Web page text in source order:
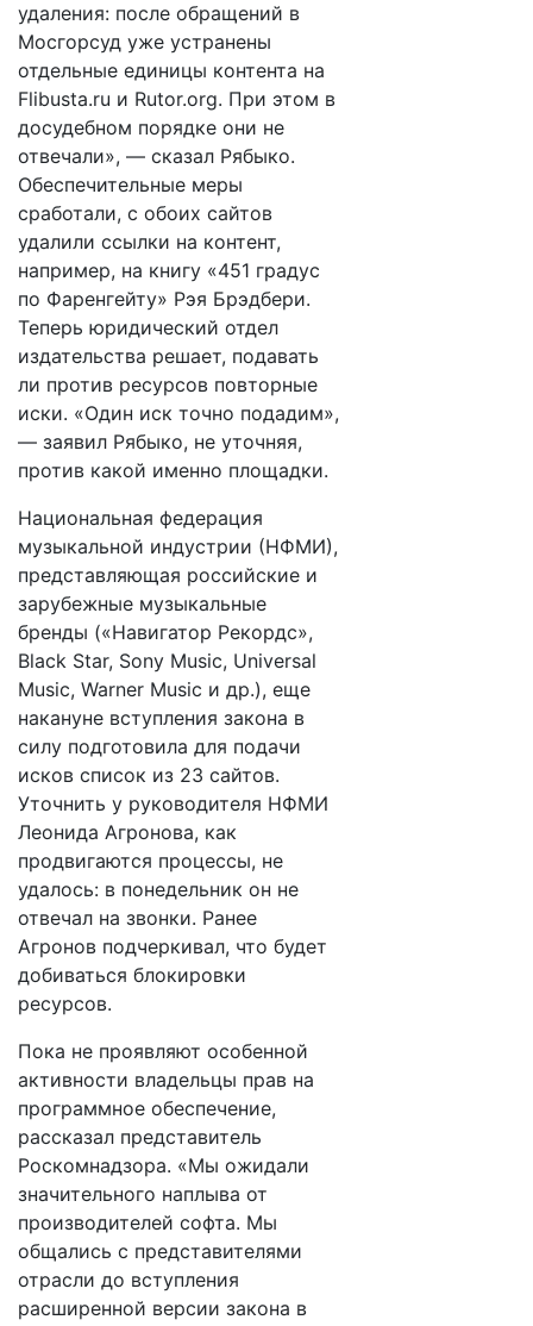
удаления: после обращений в
Мосгорсуд уже устранены
отдельные единицы контента на
Flibusta.ru и Rutor.org. При этом в
досудебном порядке они не
отвечали», — сказал Рябыко.
Обеспечительные меры
сработали, с обоих сайтов
удалили ссылки на контент,
например, на книгу «451 градус
по Фаренгейту» Рэя Брэдбери.
Теперь юридический отдел
издательства решает, подавать
ли против ресурсов повторные
иски. «Один иск точно подадим»,
— заявил Рябыко, не уточняя,
против какой именно площадки.
Национальная федерация
музыкальной индустрии (НФМИ),
представляющая российские и
зарубежные музыкальные
бренды («Навигатор Рекордс»,
Black Star, Sony Music, Universal
Music, Warner Music и др.), еще
накануне вступления закона в
силу подготовила для подачи
исков список из 23 сайтов.
Уточнить у руководителя НФМИ
Леонида Агронова, как
продвигаются процессы, не
удалось: в понедельник он не
отвечал на звонки. Ранее
Агронов подчеркивал, что будет
добиваться блокировки
ресурсов.
Пока не проявляют особенной
активности владельцы прав на
программное обеспечение,
рассказал представитель
Роскомнадзора. «Мы ожидали
значительного наплыва от
производителей софта. Мы
общались с представителями
отрасли до вступления
расширенной версии закона в